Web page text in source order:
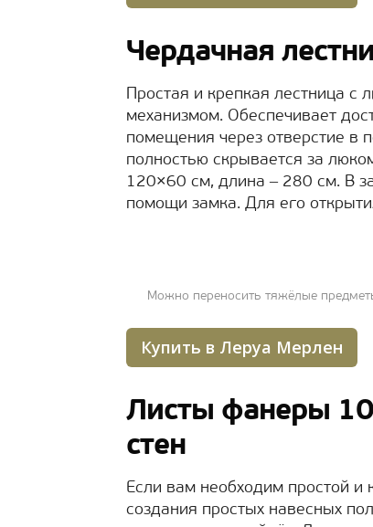
Чердачная
Простая и крепкая лестница
механизмом. Обеспечивает
помещения через отверстие в
полностью скрывается за
120×60 см, длина ‒ 280 см. В
помощи замка. Для его
Можно переносить тяжёлые
Купить в Леруа Мерлен
Листы фанеры
стен
Если вам необходим простой и
создания простых навесных